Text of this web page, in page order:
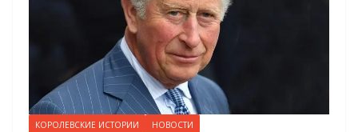
КОРОЛЕВСКИЕ ИСТОРИИ НОВОСТИ